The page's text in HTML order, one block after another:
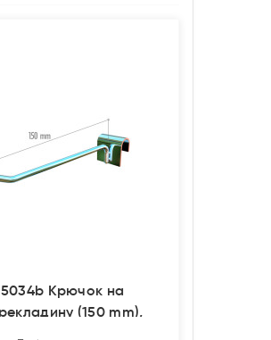
5034b Крючок на
(150 mm),